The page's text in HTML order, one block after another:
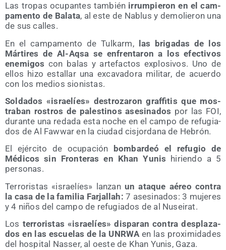
Las tro­pas ocu­pan­tes tam­bién irrum­pie­ron en el cam­
pa­men­to de Bala­ta, al este de Nablus y demo­lie­ron una
de sus calles.
En el cam­pa­men­to de Tul­karm, las bri­ga­das de los
Már­ti­res de Al-Aqsa se enfren­ta­ron a los efec­ti­vos
enemi­gos con balas y arte­fac­tos explo­si­vos. Uno de
ellos hizo esta­llar una exca­va­do­ra mili­tar, de acuer­do
con los medios sionistas.
Sol­da­dos «israe­líes» des­tro­za­ron graf­fi­tis que mos­
tra­ban ros­tros de pales­ti­nos ase­si­na­dos por las FOI,
duran­te una reda­da esta noche en el cam­po de refu­gia­
dos de Al Faw­war en la ciu­dad cis­jor­da­na de Hebrón.
El ejér­ci­to de ocu­pa­ción
bom­bar­deó el refu­gio de
Médi­cos sin Fron­te­ras en Khan Yunis hirien­do a 5
personas.
Terro­ris­tas «israe­líes» lan­zan un ata­que aéreo con­tra
la casa de la fami­lia Far­ja­llah: 7 ase­si­na­dos: 3 muje­res
y 4 niños del cam­po de refu­gia­dos de al Nuseirat.
Los terro­ris­tas «israe­líes» dis­pa­ran con­tra des­pla­za­
dos en las escue­las de la UNRWAen las pro­xi­mi­da­des
del hos­pi­tal Nas­ser, al oes­te de Khan Yunis, Gaza.